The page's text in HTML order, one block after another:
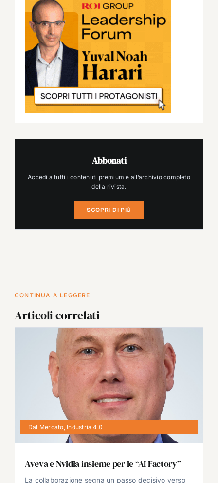
Abbonati
Accedi a tutti i contenuti premium e all’archivio completo
della rivista.
SCOPRI DI PIÙ
CONTINUA A LEGGERE
Articoli correlati
Dal Mercato Industria 4.0
Aveva e Nvidia insieme per le “AI Factory”
La collaborazione segna un passo decisivo verso